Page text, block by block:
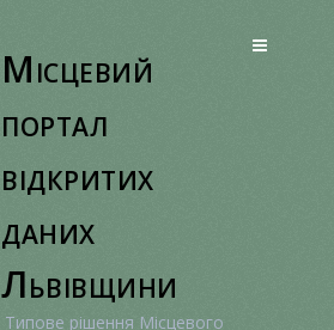
Місцевий
портал
відкритих
даних
Львівщини
Типове рішення Місцевого